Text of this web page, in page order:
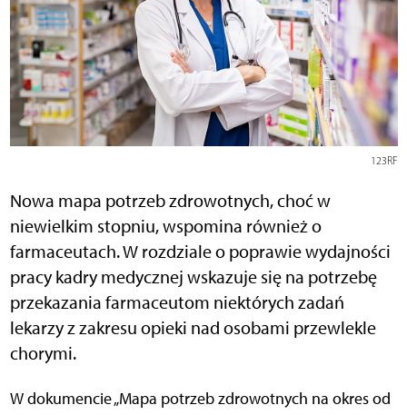
123RF
Nowa mapa potrzeb zdrowotnych, choć w
niewielkim stopniu, wspomina również o
farmaceutach. W rozdziale o poprawie wydajności
pracy kadry medycznej wskazuje się na potrzebę
przekazania farmaceutom niektórych zadań
lekarzy z zakresu opieki nad osobami przewlekle
chorymi.
W dokumencie „Mapa potrzeb zdrowotnych na okres od